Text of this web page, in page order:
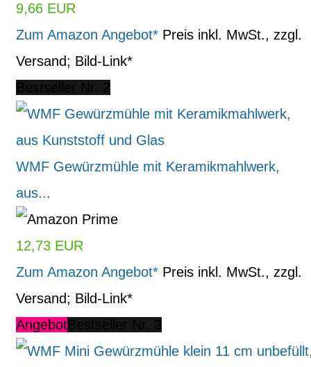
9,66 EUR
Zum Amazon Angebot* Preis inkl. MwSt., zzgl.
Versand; Bild-Link*
WMF Gewürzmühle mit Keramikmahlwerk,
aus...
12,73 EUR
Zum Amazon Angebot* Preis inkl. MwSt., zzgl.
Versand; Bild-Link*
Angebot